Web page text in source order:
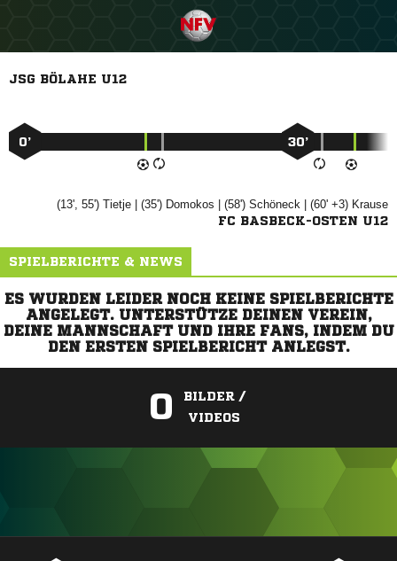
JSG BÖLAHE U12
0’ 30’
(13', 55')  | (35')  | (58')  | (60' +3) 
FC BASBECK-OSTEN U12
SPIELBERICHTE & NEWS
ES WURDEN LEIDER NOCH KEINE SPIELBERICHTE
ANGELEGT. UNTERSTÜTZE DEINEN VEREIN,
DEINE MANNSCHAFT UND IHRE FANS, INDEM DU
DEN ERSTEN SPIELBERICHT ANLEGST.
0
BILDER /
VIDEOS